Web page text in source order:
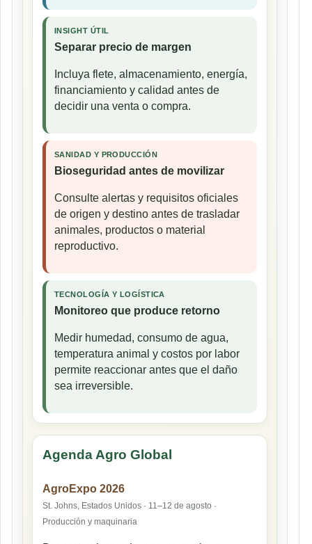
INSIGHT ÚTIL
Separar precio de margen
Incluya flete, almacenamiento, energía,
financiamiento y calidad antes de
decidir una venta o compra.
SANIDAD Y PRODUCCIÓN
Bioseguridad antes de movilizar
Consulte alertas y requisitos oficiales
de origen y destino antes de trasladar
animales, productos o material
reproductivo.
TECNOLOGÍA Y LOGÍSTICA
Monitoreo que produce retorno
Medir humedad, consumo de agua,
temperatura animal y costos por labor
permite reaccionar antes que el daño
sea irreversible.
Agenda Agro Global
AgroExpo 2026
St. Johns, Estados Unidos · 11–12 de agosto ·
Producción y maquinaria